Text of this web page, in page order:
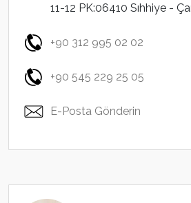
11-12 PK:06410 Sıhhiye -
+90 312 995 02 02
+90 545 229 25 05
E-Posta Gönderin